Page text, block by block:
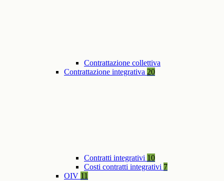
Contrattazione collettiva
Contrattazione integrativa 20
Contratti integrativi 10
Costi contratti integrativi 7
OIV 11